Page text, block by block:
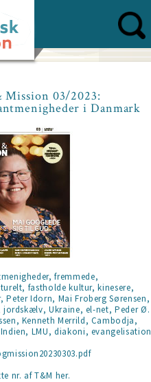
Mission 03/2023:
i Danmark
fremmede,
fastholde kultur, kinesere,
Peter Idorn, Mai Froberg Sørensen,
jordskælv, Ukraine, el-net, Peder Ø.
Kenneth Merrild, Cambodja,
LMU, diakoni, evangelisation
nr. af T&M her.